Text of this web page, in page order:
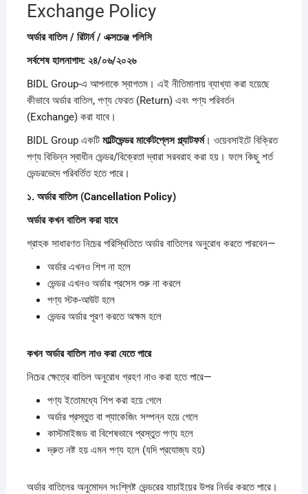
Exchange Policy
অর্ডারবাতিল / রিটার্ন / এক্সচেঞ্জ পলিসি
সর্বশেষহালনাগাদ: ২৪/০৬/২০২৬
BIDL Group-এ আপনাকে স্বাগতম। এই নীতিমালায় ব্যাখ্যা করা হয়েছে
কীভাবে অর্ডার বাতিল, পণ্য ফেরত (Return) এবং পণ্য পরিবর্তন
(Exchange) করা যাবে।
BIDL Group একটি মাল্টিভেন্ডরমার্কেটপ্লেসপ্ল্যাটফর্ম। ওয়েবসাইটে বিক্রিত
পণ্য বিভিন্ন স্বাধীন ভেন্ডর/বিক্রেতা দ্বারা সরবরাহ করা হয়। ফলে কিছু শর্ত
ভেন্ডরভেদে পরিবর্তিত হতে পারে।
১. অর্ডারবাতিল (Cancellation Policy)
অর্ডারকখনবাতিলকরাযাবে
গ্রাহক সাধারণত নিচের পরিস্থিতিতে অর্ডার বাতিলের অনুরোধ করতে পারবেন—
অর্ডার এখনও শিপ না হলে
ভেন্ডর এখনও অর্ডার প্রসেস শুরু না করলে
পণ্য স্টক-আউট হলে
ভেন্ডর অর্ডার পূরণ করতে অক্ষম হলে
কখনঅর্ডারবাতিলনাওকরাযেতেপারে
নিচের ক্ষেত্রে বাতিল অনুরোধ গ্রহণ নাও করা হতে পারে—
পণ্য ইতোমধ্যে শিপ করা হয়ে গেলে
অর্ডার প্রস্তুত বা প্যাকেজিং সম্পন্ন হয়ে গেলে
কাস্টমাইজড বা বিশেষভাবে প্রস্তুত পণ্য হলে
দ্রুত নষ্ট হয় এমন পণ্য হলে (যদি প্রযোজ্য হয়)
অর্ডার বাতিলের অনুমোদন সংশ্লিষ্ট ভেন্ডরের যাচাইয়ের উপর নির্ভর করতে পারে।